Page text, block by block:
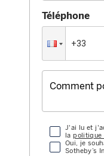
Téléphone
J'ai lu et
lapolitique
Oui, je
Sotheby’s